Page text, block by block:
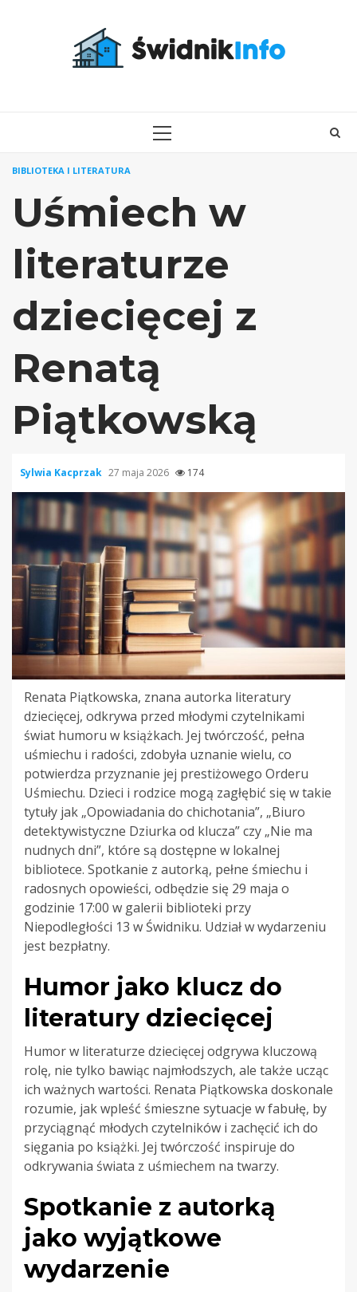
PRIMARY
BIBLIOTEKA I LITERATURA
Uśmiech w
literaturze
dziecięcej z
Renatą
Piątkowską
Sylwia Kacprzak 27 maja 2026 174
Renata Piątkowska, znana autorka literatury
dziecięcej, odkrywa przed młodymi czytelnikami
świat humoru w książkach. Jej twórczość, pełna
uśmiechu i radości, zdobyła uznanie wielu, co
potwierdza przyznanie jej prestiżowego Orderu
Uśmiechu. Dzieci i rodzice mogą zagłębić się w takie
tytuły jak „Opowiadania do chichotania”, „Biuro
detektywistyczne Dziurka od klucza” czy „Nie ma
nudnych dni”, które są dostępne w lokalnej
bibliotece. Spotkanie z autorką, pełne śmiechu i
radosnych opowieści, odbędzie się 29 maja o
godzinie 17:00 w galerii biblioteki przy
Niepodległości 13 w Świdniku. Udział w wydarzeniu
jest bezpłatny.
Humor jako klucz do
literatury dziecięcej
Humor w literaturze dziecięcej odgrywa kluczową
rolę, nie tylko bawiąc najmłodszych, ale także ucząc
ich ważnych wartości. Renata Piątkowska doskonale
rozumie, jak wpleść śmieszne sytuacje w fabułę, by
przyciągnąć młodych czytelników i zachęcić ich do
sięgania po książki. Jej twórczość inspiruje do
odkrywania świata z uśmiechem na twarzy.
Spotkanie z autorką
jako wyjątkowe
wydarzenie